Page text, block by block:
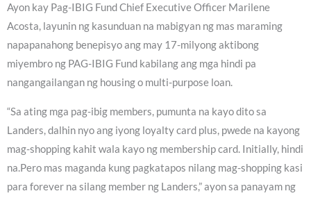
Ayon kay Pag-IBIG Fund Chief Executive Officer Marilene
Acosta, layunin ng kasunduan na mabigyan ng mas maraming
napapanahong benepisyo ang may 17-milyong aktibong
miyembro ng PAG-IBIG Fund kabilang ang mga hindi pa
nangangailangan ng housing o multi-purpose loan.
“Sa ating mga pag-ibig members, pumunta na kayo dito sa
Landers, dalhin nyo ang iyong loyalty card plus, pwede na kayong
mag-shopping kahit wala kayo ng membership card. Initially, hindi
na.Pero mas maganda kung pagkatapos nilang mag-shopping kasi
para forever na silang member ng Landers,” ayon sa panayam ng